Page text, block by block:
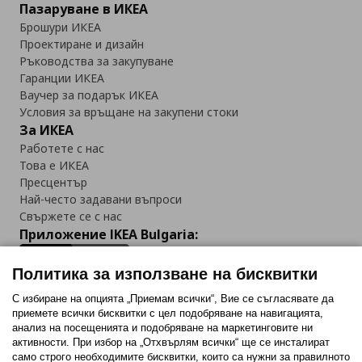
Пазаруване в ИКЕА
Брошури ИКЕА
Проектиране и дизайн
Ръководства за закупуване
Гаранции ИКЕА
Ваучер за подарък ИКЕА
Условия за връщане на закупени стоки
За ИКЕА
Работете с нас
Това е ИКЕА
Пресцентър
Най-често задавани въпроси
Свържете се с нас
Приложение IKEA Bulgaria:
Последвайте ни:
FacebookTwitterYoutubePinterestInstagram
Политика за използване на бисквитки
С избиране на опцията „Приемам всички“, Вие се съгласявате да
приемете всички бисквитки с цел подобряване на навигацията,
анализ на посещенията и подобряване на маркетинговите ни
активности. При избор на „Отхвърлям всички“ ще се инсталират
само строго необходимитe бисквитки, които са нужни за правилното